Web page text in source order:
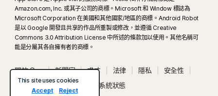
Amazon.com, Inc. 或其子公司的商標。Microsoft 和 Window 標誌為
Microsoft Corporation 在美國和其他國家/地區的商標。Android Robot
是以 Google 開發且共享的作品所重製或修改，並遵循 Creative
Commons 3.0 Attribution License 中所述的條款加以使用。其他名稱可
能是分屬其各自擁有者的商標。
關於 Gen 新聞室 求才 法律 隱私
安全性
使用條款
無障礙工具 系統狀態
This site uses cookies
Accept
Reject